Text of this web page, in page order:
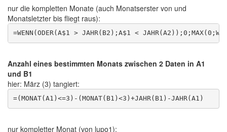
nur die kompletten Monate (auch Monatserster von und
Monatsletzter bis fliegt raus):
Anzahl eines bestimmten Monats zwischen 2 Daten in A1
und B1
hier: März (3) tangiert:
nur kompletter Monat (von lupo1):